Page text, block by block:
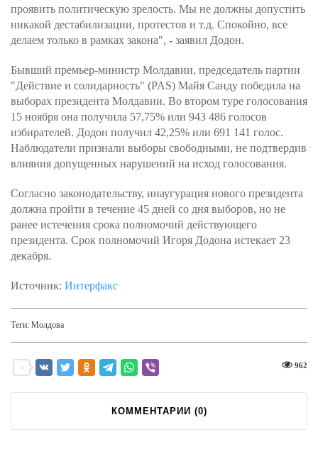
проявить политическую зрелость. Мы не должны допустить
никакой дестабилизации, протестов и т.д. Спокойно, все
делаем только в рамках закона", - заявил Додон.
Бывший премьер-министр Молдавии, председатель партии
"Действие и солидарность" (PAS) Майя Санду победила на
выборах президента Молдавии. Во втором туре голосования
15 ноября она получила 57,75% или 943 486 голосов
избирателей. Додон получил 42,25% или 691 141 голос.
Наблюдатели признали выборы свободными, не подтвердив
влияния допущенных нарушений на исход голосования.
Согласно законодательству, инаугурация нового президента
должна пройти в течение 45 дней со дня выборов, но не
ранее истечения срока полномочий действующего
президента. Срок полномочий Игоря Додона истекает 23
декабря.
Источник: Интерфакс
Теги: Молдова
962
КОММЕНТАРИИ (0)